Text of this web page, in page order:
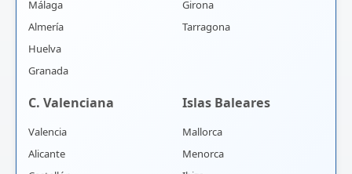
Málaga
Almería
Huelva
Granada
Girona
Tarragona
C. Valenciana
Valencia
Alicante
Islas Baleares
Mallorca
Menorca